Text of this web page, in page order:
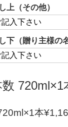
須)
上（その他）
下（贈り主様の
720ml×1
本¥